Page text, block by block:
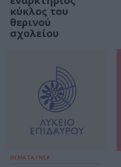
κύκλος του
θερινού
σχολείου
ΘΕΜΑΤΑ / ΝΕΑ